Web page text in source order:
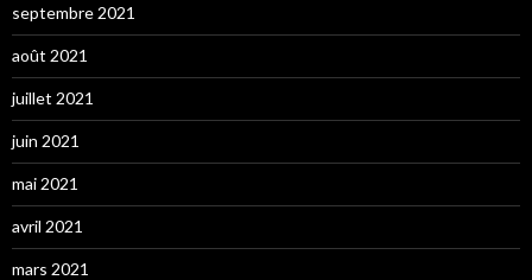
septembre 2021
août 2021
juillet 2021
juin 2021
mai 2021
avril 2021
mars 2021